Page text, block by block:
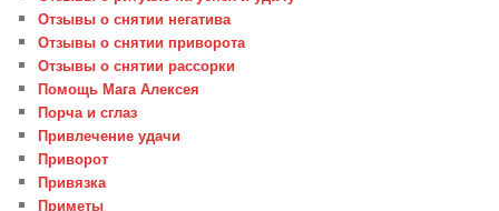
Отзывы о снятии негатива
Отзывы о снятии приворота
Отзывы о снятии рассорки
Помощь Мага Алексея
Порча и сглаз
Привлечение удачи
Приворот
Привязка
Приметы